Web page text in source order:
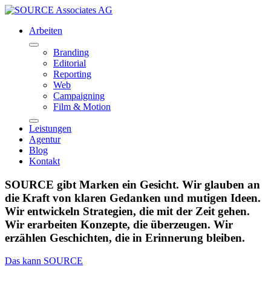
Arbeiten
Branding
Editorial
Reporting
Web
Campaigning
Film & Motion
Leistungen
Agentur
Blog
Kontakt
SOURCE gibt Marken ein Gesicht. Wir glauben an
die Kraft von klaren Gedanken und mutigen Ideen.
Wir entwickeln Strategien, die mit der Zeit gehen.
Wir erarbeiten Konzepte, die überzeugen. Wir
erzählen Geschichten, die in Erinnerung bleiben.
Das kann SOURCE